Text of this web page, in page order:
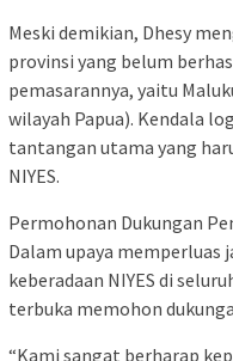
Meski demikian, Dhesy
provinsi yang belum
pemasarannya, yaitu
wilayah Papua). Kendala
tantangan utama yang
NIYES.
Permohonan Dukungan
Dalam upaya memperluas
keberadaan NIYES di
terbuka memohon
“Kami sangat berharap